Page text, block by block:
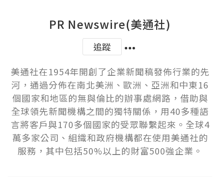
PR Newswire(美通社)
追蹤
美通社在1954年開創了企業新聞稿發佈行業的先
河，通過分佈在南北美洲、歐洲、亞洲和中東16
個國家和地區的無與倫比的辦事處網路，借助與
全球領先新聞機構之間的獨特關係，用40多種語
言將客戶與170多個國家的受眾聯繫起來。全球4
萬多家公司、組織和政府機構都在使用美通社的
服務，其中包括50%以上的財富500強企業。